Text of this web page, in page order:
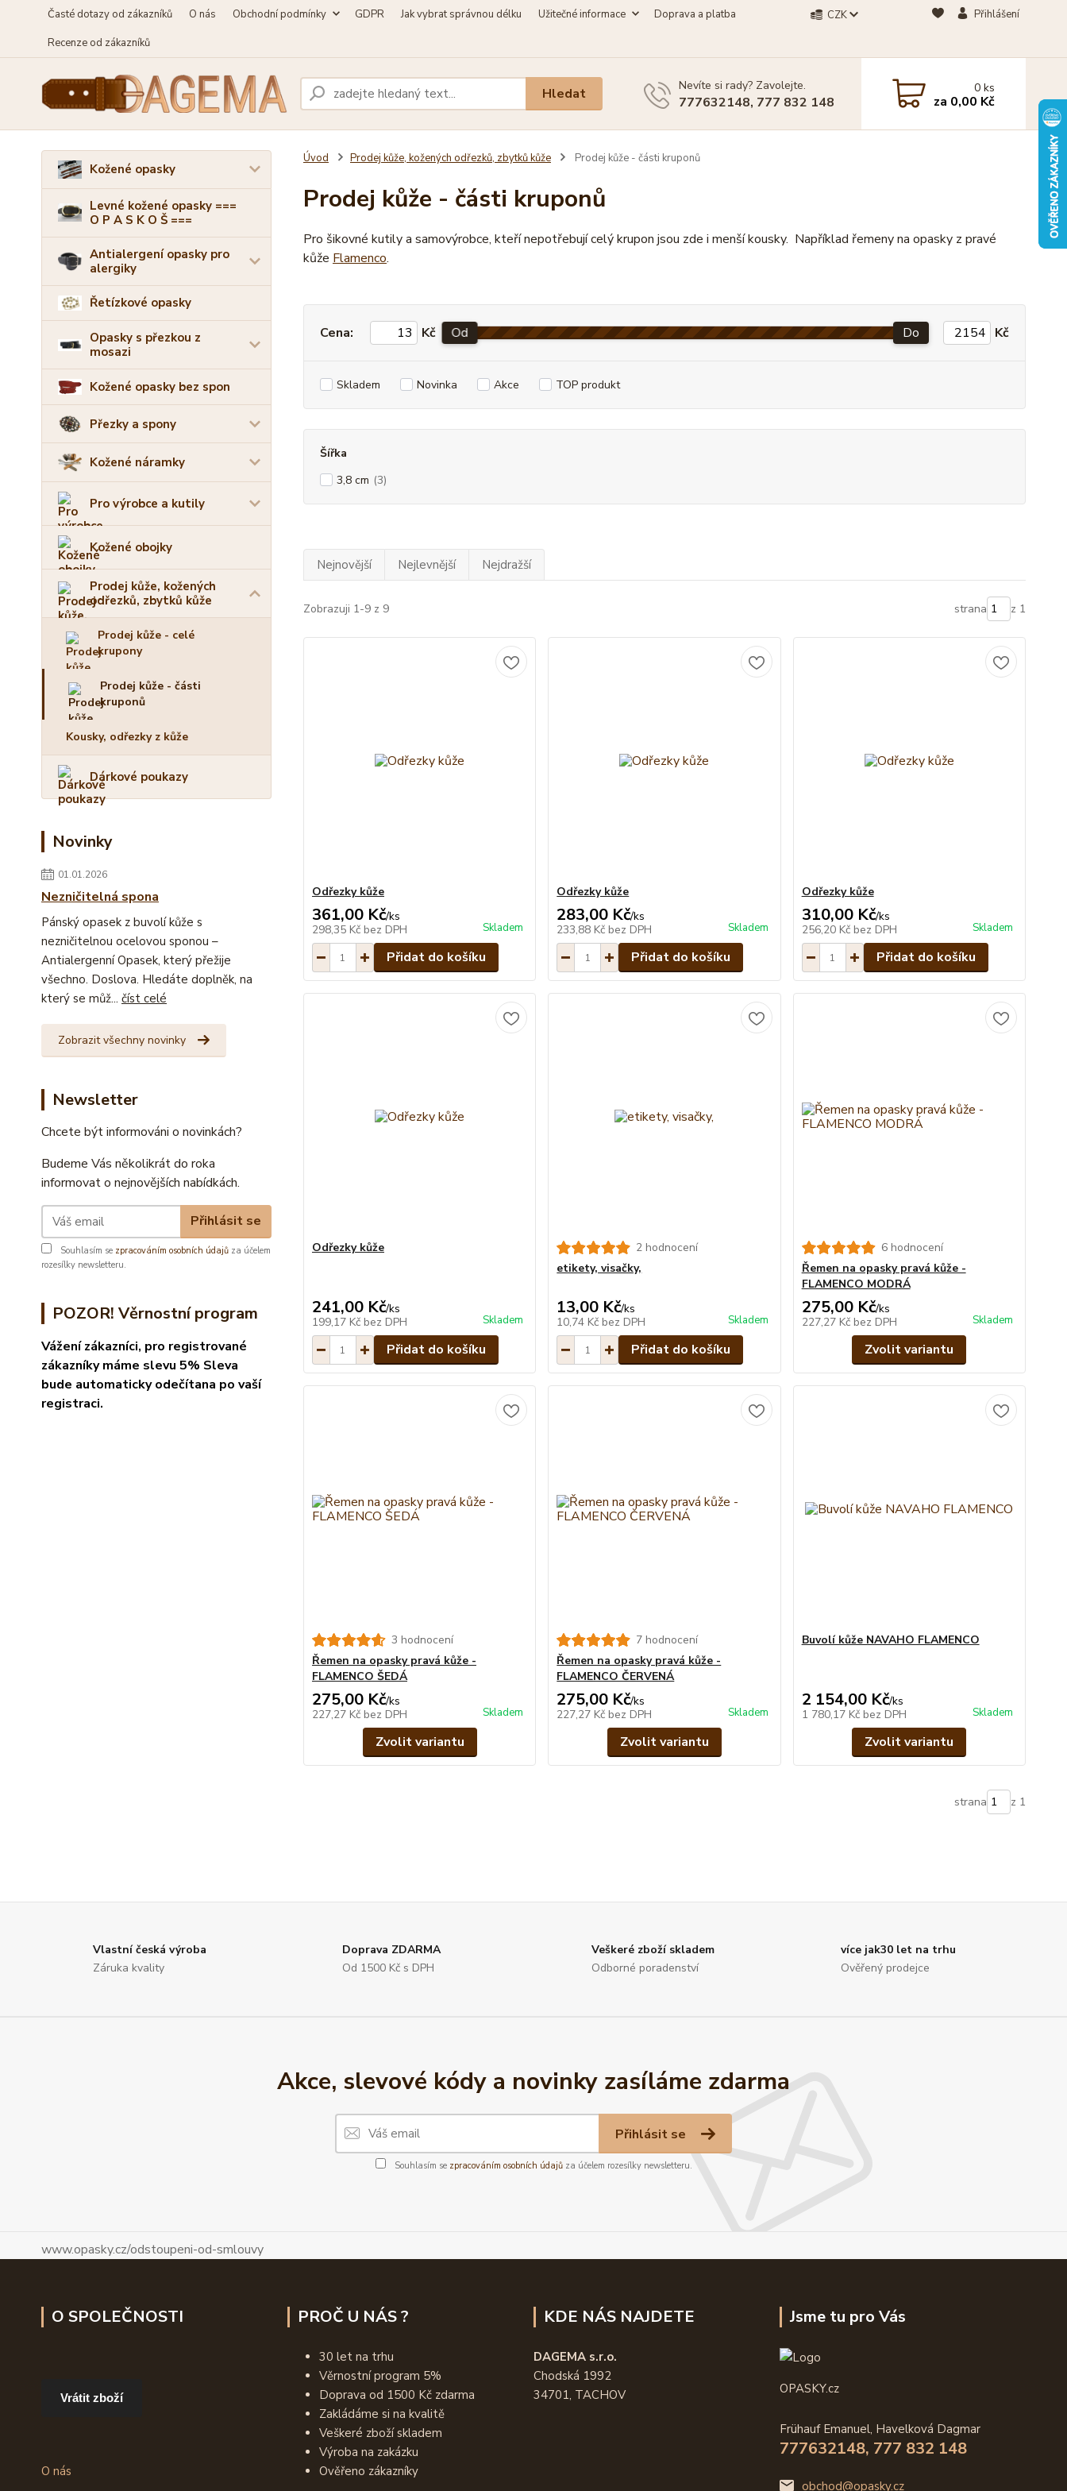
Časté dotazy od zákazníků O nás Obchodní podmínky GDPR Jak vybrat správnou délku Užitečné informace
Doprava a platba
Recenze od zákazníků
CZK Přihlášení
Hledat Nevíte si rady? Zavolejte.
777632148, 777 832 148
0ks
za 0,00 Kč
Kožené opasky
Levné kožené opasky ===
O P A S K O Š ===
Antialergení opasky pro
alergiky
Řetízkové opasky
Opasky s přezkou z
mosazi
Kožené opasky bez spon
Přezky a spony
Kožené náramky
Pro výrobce a kutily
Kožené obojky
Prodej kůže, kožených
odřezků, zbytků kůže
Prodej kůže - celé
krupony
Prodej kůže - části
kruponů
Kousky, odřezky z kůže
Dárkové poukazy
Novinky
01.01.2026
Nezničitelná spona
Pánský opasek z buvolí kůže s
nezničitelnou ocelovou sponou –
Antialergenní Opasek, který přežije
všechno. Doslova. Hledáte doplněk, na
který se můž... číst celé
Zobrazit všechny novinky
Newsletter
Chcete být informováni o novinkách?
Budeme Vás několikrát do roka
informovat o nejnovějších nabídkách.
Přihlásit se
Souhlasím se zpracováním osobních údajů za účelem
rozesílky newsletteru.
POZOR! Věrnostní program
Vážení zákazníci, pro registrované
zákazníky máme slevu 5% Sleva
bude automaticky odečítana po vaší
registraci.
Úvod Prodej kůže, kožených odřezků, zbytků kůže Prodej kůže - části kruponů
Prodej kůže - části kruponů
Pro šikovné kutily a samovýrobce, kteří nepotřebují celý krupon jsou zde i menší kousky. Například řemeny na opasky z pravé
kůže Flamenco.
Cena: Kč Od Do Kč
Skladem Novinka Akce TOP produkt
Šířka
3,8 cm (3)
Nejnovější Nejlevnější Nejdražší
Zobrazuji 1-9 z 9 strana z 1
Odřezky kůže
361,00 Kč/ks
298,35 Kč bez DPH Skladem
Přidat do košíku
Odřezky kůže
283,00 Kč/ks
233,88 Kč bez DPH Skladem
Přidat do košíku
Odřezky kůže
310,00 Kč/ks
256,20 Kč bez DPH Skladem
Přidat do košíku
Odřezky kůže
241,00 Kč/ks
199,17 Kč bez DPH Skladem
Přidat do košíku
2 hodnocení
etikety, visačky,
13,00 Kč/ks
10,74 Kč bez DPH Skladem
Přidat do košíku
6 hodnocení
Řemen na opasky pravá kůže -
FLAMENCO MODRÁ
275,00 Kč/ks
227,27 Kč bez DPH Skladem
Zvolit variantu
3 hodnocení
Řemen na opasky pravá kůže -
FLAMENCO ŠEDÁ
275,00 Kč/ks
227,27 Kč bez DPH Skladem
Zvolit variantu
7 hodnocení
Řemen na opasky pravá kůže -
FLAMENCO ČERVENÁ
275,00 Kč/ks
227,27 Kč bez DPH Skladem
Zvolit variantu
Buvolí kůže NAVAHO FLAMENCO
2 154,00 Kč/ks
1 780,17 Kč bez DPH Skladem
Zvolit variantu
strana z 1
Vlastní česká výroba
Záruka kvality
Doprava ZDARMA
Od 1500 Kč s DPH
Veškeré zboží skladem
Odborné poradenství
více jak30 let na trhu
Ověřený prodejce
Akce, slevové kódy a novinky zasíláme zdarma
Přihlásit se
Souhlasím se zpracováním osobních údajůza účelem rozesílky newsletteru.
www.opasky.cz/odstoupeni-od-smlouvy
O SPOLEČNOSTI
Vrátit zboží
O nás
PROČ U NÁS ?
30 let na trhu
Věrnostní program 5%
Doprava od 1500 Kč zdarma
Zakládáme si na kvalitě
Veškeré zboží skladem
Výroba na zakázku
Ověřeno zákazníky
KDE NÁS NAJDETE
DAGEMA s.r.o.
Chodská 1992
34701, TACHOV
Jsme tu pro Vás
OPASKY.cz
Frühauf Emanuel, Havelková Dagmar
777632148, 777 832 148
obchod@opasky.cz